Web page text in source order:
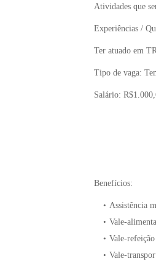
Atividades que
Experiências /
Ter atuado em
Tipo de vaga:
Salário:
Benefícios:
Assistência
Vale-
Vale-refeição
Vale-